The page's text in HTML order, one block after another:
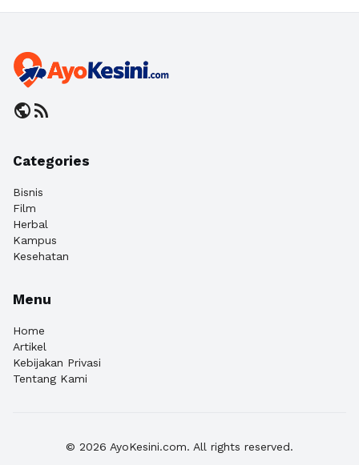
publicrss_feed
Categories
Bisnis
Film
Herbal
Kampus
Kesehatan
Menu
Home
Artikel
Kebijakan Privasi
Tentang Kami
© 2026 AyoKesini.com. All rights reserved.